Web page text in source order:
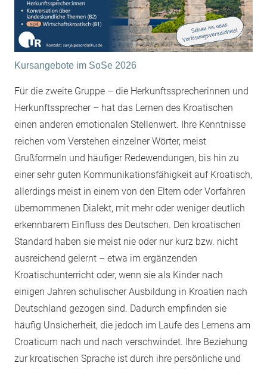
Kursangebote im SoSe 2026
Für die zweite Gruppe – die Herkunftssprecherinnen und
Herkunftssprecher – hat das Lernen des Kroatischen
einen anderen emotionalen Stellenwert. Ihre Kenntnisse
reichen vom Verstehen einzelner Wörter, meist
Grußformeln und häufiger Redewendungen, bis hin zu
einer sehr guten Kommunikationsfähigkeit auf Kroatisch,
allerdings meist in einem von den Eltern oder Vorfahren
übernommenen Dialekt, mit mehr oder weniger deutlich
erkennbarem Einfluss des Deutschen. Den kroatischen
Standard haben sie meist nie oder nur kurz bzw. nicht
ausreichend gelernt – etwa im ergänzenden
Kroatischunterricht oder, wenn sie als Kinder nach
einigen Jahren schulischer Ausbildung in Kroatien nach
Deutschland gezogen sind. Dadurch empfinden sie
häufig Unsicherheit, die jedoch im Laufe des Lernens am
Croaticum nach und nach verschwindet. Ihre Beziehung
zur kroatischen Sprache ist durch ihre persönliche und